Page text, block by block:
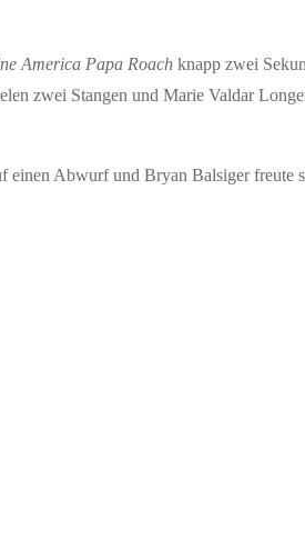
America Papa Roach knapp zwei
zwei Stangen und Marie Valdar
einen Abwurf und Bryan Balsiger freute